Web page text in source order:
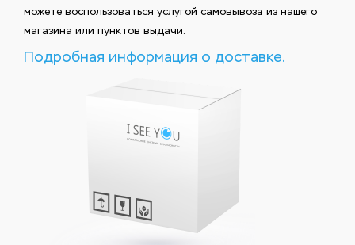
можете воспользоваться услугой самовывоза из нашего
магазина или пунктов выдачи.
Подробная информация о доставке.